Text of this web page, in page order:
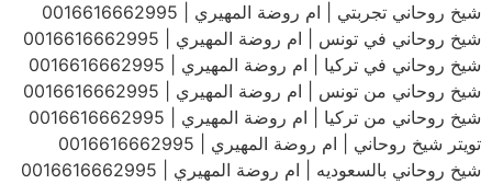
شيخ روحاني تجربتي | ام روضة المهيري | 0016616662995
شيخ روحاني في تونس | ام روضة المهيري | 0016616662995
شيخ روحاني في تركيا | ام روضة المهيري | 0016616662995
شيخ روحاني من تونس | ام روضة المهيري | 0016616662995
شيخ روحاني من تركيا | ام روضة المهيري | 0016616662995
تويتر شيخ روحاني | ام روضة المهيري | 0016616662995
شيخ روحاني بالسعوديه | ام روضة المهيري | 0016616662995